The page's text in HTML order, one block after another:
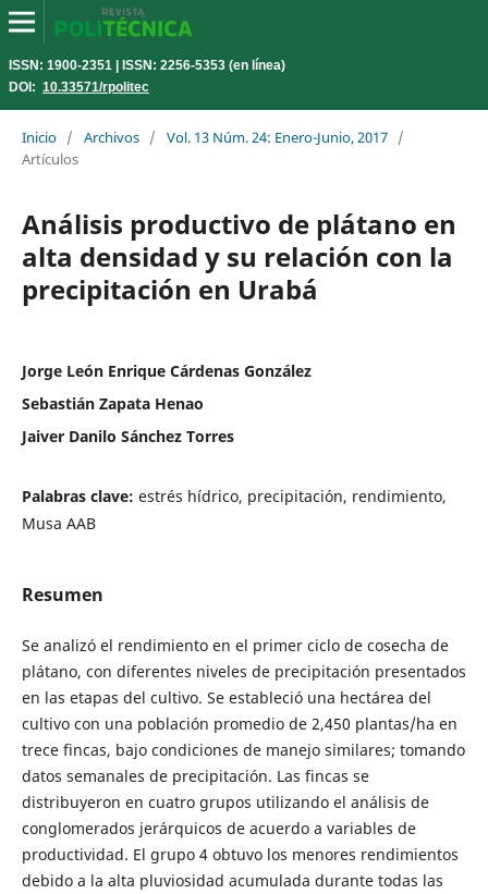
ISSN: 1900-2351 | ISSN: 2256-5353 (en línea)
DOI: 10.33571/rpolitec
Inicio / Archivos / Vol. 13 Núm. 24: Enero-Junio, 2017 /
Artículos
Análisis productivo de plátano en
alta densidad y su relación con la
precipitación en Urabá
Jorge León Enrique Cárdenas González
Sebastián Zapata Henao
Jaiver Danilo Sánchez Torres
Palabras clave: estrés hídrico, precipitación, rendimiento,
Musa AAB
Resumen
Se analizó el rendimiento en el primer ciclo de cosecha de
plátano, con diferentes niveles de precipitación presentados
en las etapas del cultivo. Se estableció una hectárea del
cultivo con una población promedio de 2,450 plantas/ha en
trece fincas, bajo condiciones de manejo similares; tomando
datos semanales de precipitación. Las fincas se
distribuyeron en cuatro grupos utilizando el análisis de
conglomerados jerárquicos de acuerdo a variables de
productividad. El grupo 4 obtuvo los menores rendimientos
debido a la alta pluviosidad acumulada durante todas las